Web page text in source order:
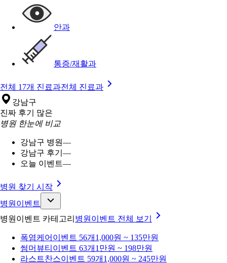
안과
통증/재활과
전체 17개 진료과전체 진료과
강남구
진짜 후기 많은
병원 한눈에 비교
강남구 병원—
강남구 후기 —
오늘 이벤트—
병원 찾기 시작
병원이벤트
병원이벤트 카테고리 병원이벤트 전체 보기
폭염케어 이벤트 56개 1,000원 ~ 135만원
썸머뷰티 이벤트 63개 1만원 ~ 198만원
라스트찬스이벤트 59개 1,000원 ~ 245만원